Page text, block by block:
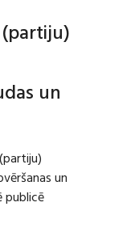
un
un
publicē